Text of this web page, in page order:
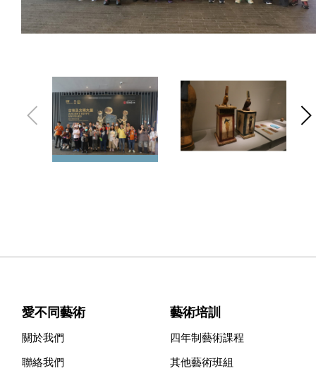
愛不同藝術
關於我們
聯絡我們
藝術培訓
四年制藝術課程
其他藝術班組